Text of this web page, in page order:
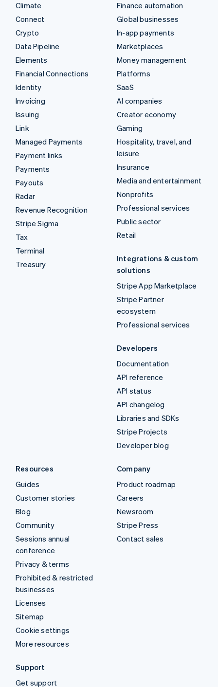
Climate
Connect
Crypto
Data Pipeline
Elements
Financial Connections
Identity
Invoicing
Issuing
Link
Managed Payments
Payment links
Payments
Payouts
Radar
Revenue Recognition
Stripe Sigma
Tax
Terminal
Treasury
Finance automation
Global businesses
In-app payments
Marketplaces
Money management
Platforms
SaaS
AI companies
Creator economy
Gaming
Hospitality, travel, and
leisure
Insurance
Media and entertainment
Nonprofits
Professional services
Public sector
Retail
Integrations & custom
solutions
Stripe App Marketplace
Stripe Partner
ecosystem
Professional services
Developers
Documentation
API reference
API status
API changelog
Libraries and SDKs
Stripe Projects
Developer blog
Resources
Guides
Customer stories
Blog
Community
Sessions annual
conference
Privacy & terms
Prohibited & restricted
businesses
Licenses
Sitemap
Cookie settings
More resources
Company
Product roadmap
Careers
Newsroom
Stripe Press
Contact sales
Support
Get support